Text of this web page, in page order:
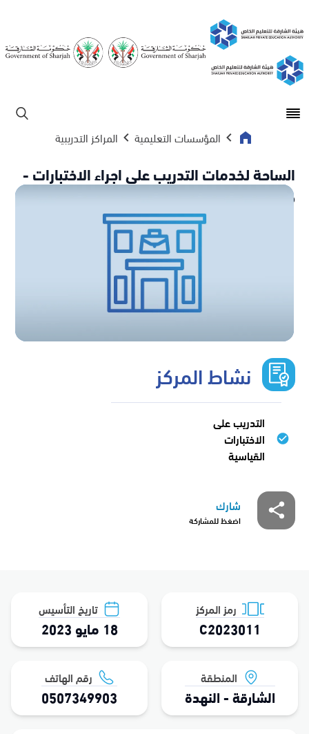
Open main menu
المؤسسات التعليمية المراكز التدريبية
نشاط المركز
التدريب على
الاختبارات
القياسية
شارك
اضغظ للمشاركة
الساحة لخدمات التدريب على اجراء الاختبارات -
فرع 1
رمز المركز
C2023011
تاريخ التأسيس
18 مايو 2023
المنطقة
الشارقة - النهدة
رقم الهاتف
0507349903